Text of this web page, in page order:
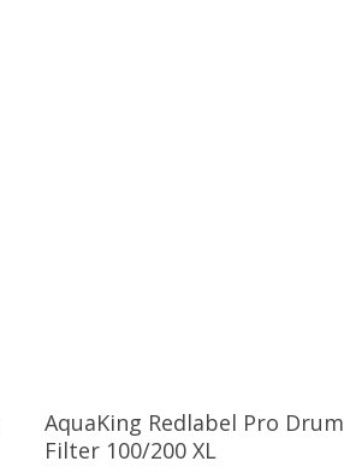
Toevoegen Aan Winkelwagen
AquaKing Redlabel Pro Drum
Filter 100/200 XL